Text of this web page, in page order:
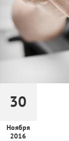
30
Ноября
2016